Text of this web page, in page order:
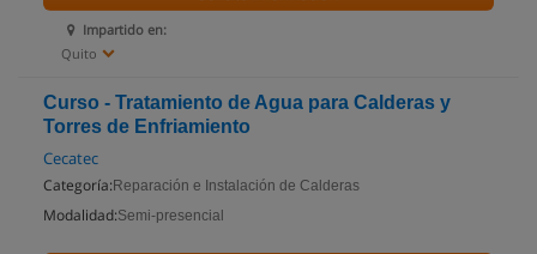
Impartido en:
Quito
Curso - Tratamiento de Agua para Calderas y
Torres de Enfriamiento
Cecatec
Categoría: Reparación e Instalación de Calderas
Modalidad:Semi-presencial